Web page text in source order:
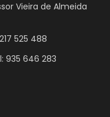
Vieira de Almeida
525 488
935 646 283